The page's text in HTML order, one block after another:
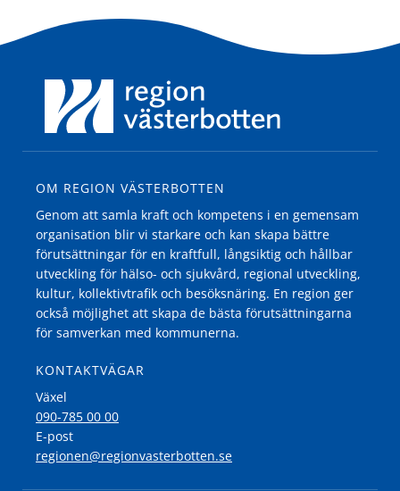
OM REGION VÄSTERBOTTEN
Genom att samla kraft och kompetens i en gemensam
organisation blir vi starkare och kan skapa bättre
förutsättningar för en kraftfull, långsiktig och hållbar
utveckling för hälso- och sjukvård, regional utveckling,
kultur, kollektivtrafik och besöksnäring. En region ger
också möjlighet att skapa de bästa förutsättningarna
för samverkan med kommunerna.
KONTAKTVÄGAR
Växel
090-785 00 00
E-post
regionen@regionvasterbotten.se